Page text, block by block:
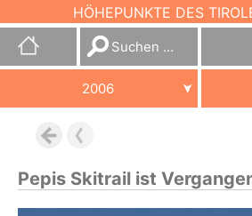
HÖHEPUNKTE DES
Suchen
nach:
2006
Pepis Skitrail ist